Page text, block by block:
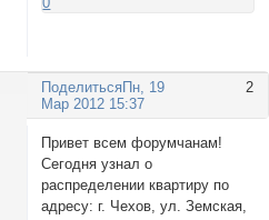
Поделиться 2
Пн, 19
Мар 2012 15:37
Привет всем форумчанам!
Сегодня узнал о
распределении квартиру по
адресу: г. Чехов, ул. Земская,